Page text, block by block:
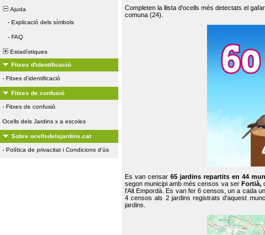
Ajuda
- Explicació dels símbols
- FAQ
Estadístiques
Fitxes d'identificació
- Fitxes d'identificació
Fitxes de confusió
- Fitxes de confusió
Ocells dels Jardins x a escoles
Sobre ocellsdelsjardins.cat
- Política de privacitat i Condicions d'ús
Completen la llista d'ocells més detectats el
comuna (24).
Es van censar65 jardins repartits en 44
segon municipi amb més censos va ser Fortià,
l'Alt Empordà. Es van fer 6 censos, un a cada
4 censos als 2 jardins registrats d'aquest
jardins.